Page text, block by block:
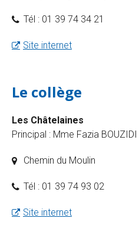
Tél : 01 39 74 34 21
Site internet
Le collège
Les Châtelaines
Principal : Mme Fazia BOUZIDI
Chemin du Moulin
Tél : 01 39 74 93 02
Site internet